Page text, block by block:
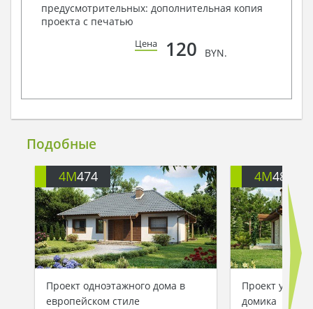
предусмотрительных: дополнительная копия
проекта с печатью
Цена 120 BYN.
Подобные
4M474
Проект одноэтажного дома в
европейском стиле
4M484
Проект
домика